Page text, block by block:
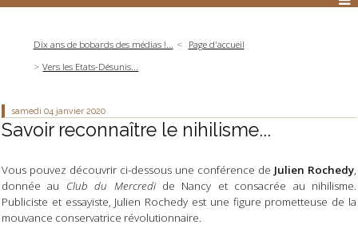
Dix ans de bobards des médias !...
Page d'accueil
Vers les Etats-Désunis...
samedi 04 janvier 2020
Savoir reconnaître le nihilisme...
Vous pouvez découvrir ci-dessous une conférence de Julien Rochedy,
donnée au Club du Mercredide Nancy et consacrée au nihilisme.
Publiciste et essayiste, Julien Rochedy est une figure prometteuse de la
mouvance conservatrice révolutionnaire.